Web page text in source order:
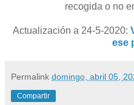
recogida o no
Actualización a 24-5-2020:
ese
Permalink domingo, abril 05,
Compartir